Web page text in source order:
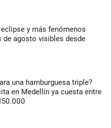
eclipse y más fenómenos
agosto visibles desde
una hamburguesa triple?
en Medellín ya cuesta entre